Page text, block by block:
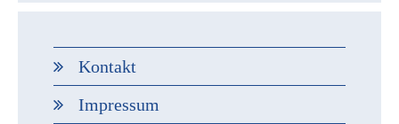
Kontakt
Impressum